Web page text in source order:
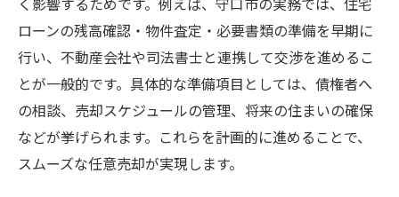
ローンの残高確認・物件査定・必要書類の準備を早期に
行い、不動産会社や司法書士と連携して交渉を進めるこ
とが一般的です。具体的な準備項目としては、債権者へ
の相談、売却スケジュールの管理、将来の住まいの確保
などが挙げられます。これらを計画的に進めることで、
スムーズな任意売却が実現します。